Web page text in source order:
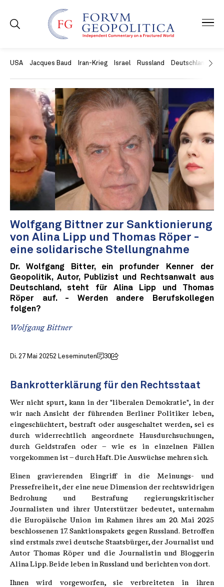
USA Jacques Baud Iran-Krieg Israel Russland Deutschland
Wolfgang Bittner zur Sanktionierung
von Alina Lipp und Thomas Röper -
eine solidarische Stellungnahme
Dr. Wolfgang Bitter, ein profunder Kenner der
Geopolitik, Autor, Publizist und Rechtsanwalt aus
Deutschland, steht für Alina Lipp und Thomas
Röper auf. - Werden andere Berufskollegen
folgen?
Wolfgang Bittner
Di. 27 Mai 20252 Leseminuten 30
Bankrotterklärung für den Rechtsstaat
Wer nicht spurt, kann in der "liberalen Demokratie", in der
wir nach Ansicht der führenden Berliner Politiker leben,
eingeschüchtert, bestraft oder ausgeschaltet werden, sei es
durch widerrechtlich angeordnete Hausdurchsuchungen,
durch Geldstrafen oder – wie es in einzelnen Fällen
vorgekommen ist – durch Haft. Die Auswüchse mehren sich.
Einen gravierenden Eingriff in die Meinungs- und
Pressefreiheit, der eine neue Dimension der rechtswidrigen
Bedrohung und Bestrafung regierungskritischer
Journalisten und ihrer Unterstützer bedeutet, unternahm
die Europäische Union im Rahmen ihres am 20. Mai 2025
beschlossenen 17. Sanktionspakets gegen Russland. Betroffen
sind erstmals zwei deutsche Staatsbürger, der Journalist und
Autor Thomas Röper und die Journalistin und Bloggerin
Alina Lipp. Beide leben in Russland und berichten von dort.
Ihnen wird vorgeworfen, sie verbreiteten in ihren